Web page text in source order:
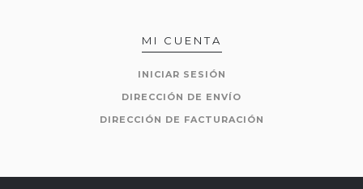
MI CUENTA
INICIAR SESIÓN
DIRECCIÓN DE ENVÍO
DIRECCIÓN DE FACTURACIÓN